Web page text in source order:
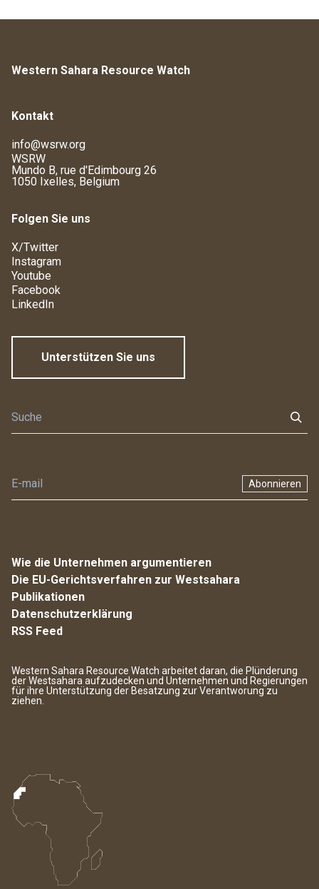
Western Sahara Resource Watch
Kontakt
info@wsrw.org
WSRW
Mundo B, rue d'Edimbourg 26
1050 Ixelles, Belgium
Folgen Sie uns
X/Twitter
Instagram
Youtube
Facebook
LinkedIn
Unterstützen Sie uns
Abonnieren
Wie die Unternehmen argumentieren
Die EU-Gerichtsverfahren zur Westsahara
Publikationen
Datenschutzerklärung
RSS Feed
Western Sahara Resource Watch arbeitet daran, die Plünderung
der Westsahara aufzudecken und Unternehmen und Regierungen
für ihre Unterstützung der Besatzung zur Verantworung zu
ziehen.